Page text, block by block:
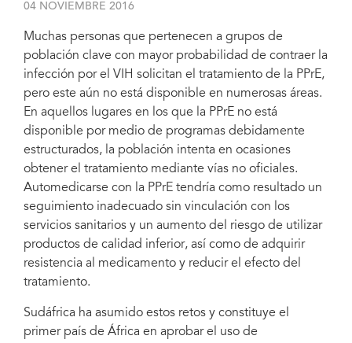
04 NOVIEMBRE 2016
Muchas personas que pertenecen a grupos de
población clave con mayor probabilidad de contraer la
infección por el VIH solicitan el tratamiento de la PPrE,
pero este aún no está disponible en numerosas áreas.
En aquellos lugares en los que la PPrE no está
disponible por medio de programas debidamente
estructurados, la población intenta en ocasiones
obtener el tratamiento mediante vías no oficiales.
Automedicarse con la PPrE tendría como resultado un
seguimiento inadecuado sin vinculación con los
servicios sanitarios y un aumento del riesgo de utilizar
productos de calidad inferior, así como de adquirir
resistencia al medicamento y reducir el efecto del
tratamiento.
Sudáfrica ha asumido estos retos y constituye el
primer país de África en aprobar el uso de